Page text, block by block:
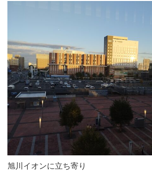
旭川イオンに立ち寄り